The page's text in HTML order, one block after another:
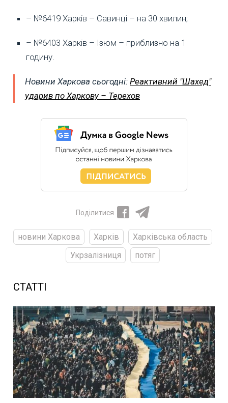
– №6419 Харків – Савинці – на 30 хвилин;
– №6403 Харків – Ізюм – приблизно на 1
годину.
Новини Харкова сьогодні: Реактивний "Шахед"
ударив по Харкову – Терехов
Поділитися
новини Харкова Харків
Харківська область
Укрзалізниця
потяг
СТАТТІ